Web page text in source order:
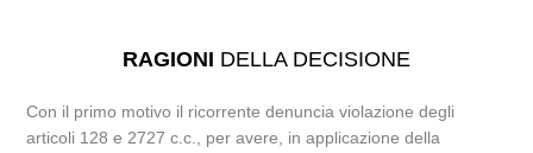
RAGIONI DELLA DECISIONE
Con il primo motivo il ricorrente denuncia violazione degli
articoli 128 e 2727 c.c., per avere, in applicazione della